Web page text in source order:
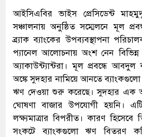
আইসিএবির ভাইস প্রেসিডেন্ট
সঞ্চালনায় অনুষ্ঠিত সম্মেলনে মূল
ব্র্যাক ব্যাংকের উপব্যবস্থাপনা
প্যানেল আলোচনায় অংশ নেন বিভিন্ন
অ্যাকাউন্ট্যান্টরা। মূল প্রবন্ধে
অঙ্কে সুদহার নামিয়ে আনতে
ঋণ দেওয়া শুরু করেছে। সুদহার এক
ঘোষণা বাজার উপযোগী হয়নি। এটি
লক্ষ্যমাত্রার বিপরীত। কারণ হিসেবে
সংকটে ব্যাংকগুলো ঋণ বিতরণ